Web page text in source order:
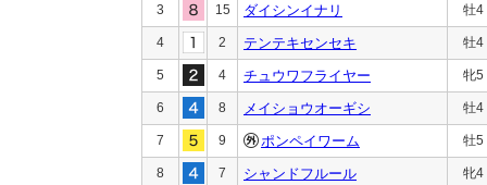
3 15 ダイシンイナリ 牡4
4 2 テンテキセンセキ 牡4
5 4 チュウワフライヤー 牝5
6 8 メイショウオーギシ 牡4
7 9 ポンペイワーム 牡5
8 7 シャンドフルール 牝4